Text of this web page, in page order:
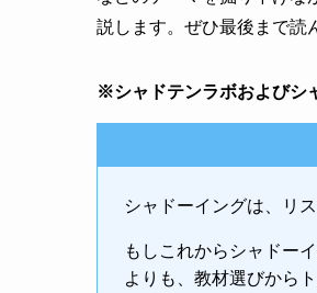
説します。ぜひ最後まで読
※シャドテンラボおよびシ
シャドーイングは、リ
もしこれからシャドー
よりも、教材選びから